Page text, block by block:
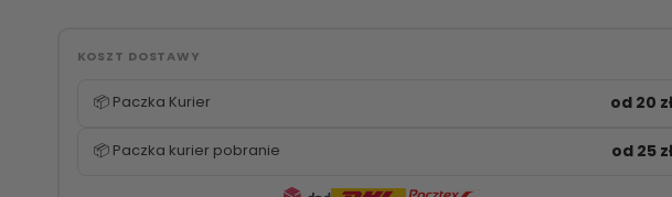
KOSZT DOSTAWY
📦 Paczka Kurier od 20
📦 Paczka kurier pobranie od 25